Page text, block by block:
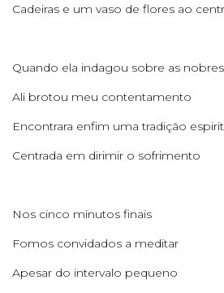
Cadeiras e um vaso de flores ao
Quando ela indagou sobre as
Ali brotou meu contentamento
Encontrara enfim uma tradição
Centrada em dirimir o sofrimento
Nos cinco minutos finais
Fomos convidados a meditar
Apesar do intervalo pequeno